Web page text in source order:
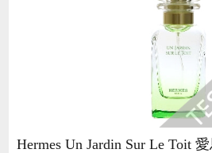
Hermes Un Jardin Sur Le Toit